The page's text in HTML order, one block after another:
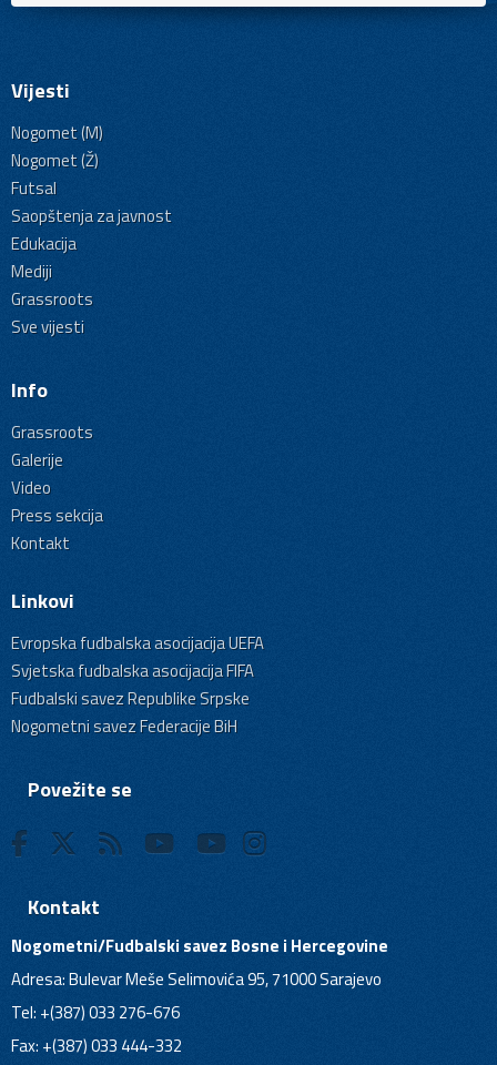
Vijesti
Nogomet (M)
Nogomet (Ž)
Futsal
Saopštenja za javnost
Edukacija
Mediji
Grassroots
Sve vijesti
Info
Grassroots
Galerije
Video
Press sekcija
Kontakt
Linkovi
Evropska fudbalska asocijacija UEFA
Svjetska fudbalska asocijacija FIFA
Fudbalski savez Republike Srpske
Nogometni savez Federacije BiH
Povežite se
Kontakt
Nogometni/Fudbalski savez Bosne i Hercegovine
Adresa: Bulevar Meše Selimovića 95, 71000 Sarajevo
Tel: +(387) 033 276-676
Fax: +(387) 033 444-332